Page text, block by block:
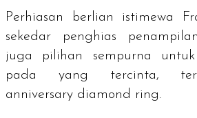
Perhiasan berlian istimewa
sekedar penghias
juga pilihan sempurna untuk
pada yang tercinta,
anniversary diamond ring.